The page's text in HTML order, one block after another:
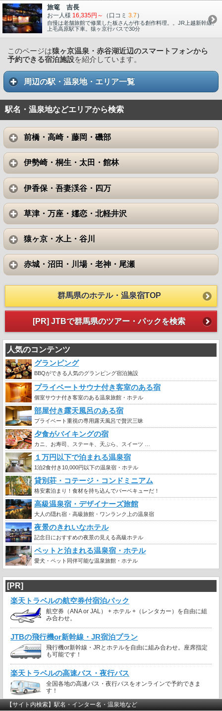
旅篭 吉長
お一人様 16,335円～ （口コミ 3.7 ）
自慢は老舗旅館で修業した板さんが作る創作料理。。JR上越新幹線、
上毛高原駅下車。猿ヶ京行バスで30分
このページは猿ヶ京温泉・赤谷湖近辺のスマートフォンから
予約できる宿泊施設を紹介しています。
周辺の駅・温泉地・エリア一覧
駅名・温泉地などエリアから検索
前橋・高崎・藤岡・磯部
伊勢崎・桐生・太田・館林
伊香保・吾妻渓谷・四万
草津・万座・嬬恋・北軽井沢
猿ヶ京・水上・谷川
赤城・沼田・川場・老神・尾瀬
群馬県のホテル・温泉宿TOP
[PR] JTBで群馬県のツアー・パックを検索
人気のコンテンツ
グランピング
BBQができる人気のグランピング宿泊施設
プライベートサウナ付き客室のある宿
個室サウナ付き客室のある温泉旅館・ホテル
部屋付き露天風呂のある宿
プライベート重視の専用露天風呂で贅沢三昧
夕食がバイキングの宿
カニ、お寿司、ステーキ、天ぷら、スイーツ …
１万円以下で泊まれる温泉宿
1泊2食付き10,000円以下の温泉宿・ホテル
貸別荘・コテージ・コンドミニアム
格安素泊まり！食材を持ち込んでバーベキューだ！
高級温泉宿・デザイナーズ旅館
大人の隠れ宿・高級旅館・ワンランク上の温泉宿
夜景のきれいなホテル
記念日におすすめの夜景の見える高級ホテル
ペットと泊まれる温泉宿・ホテル
愛犬・ペット同伴可能な温泉旅館・ホテル
[PR]
楽天トラベルの航空券付宿泊パック
航空券（ANA or JAL） + ホテル +（レンタカー）を自由に組
み合わせ。
JTBの飛行機or新幹線・JR宿泊プラン
飛行機or新幹線・JRとホテルを自由に組み合わせ。座席指定
も可能です！
楽天トラベルの高速バス・夜行バス
全国各地の高速バス・夜行バスをオンラインで予約できま
す！
【サイト内検索】駅名・インター名・温泉地など